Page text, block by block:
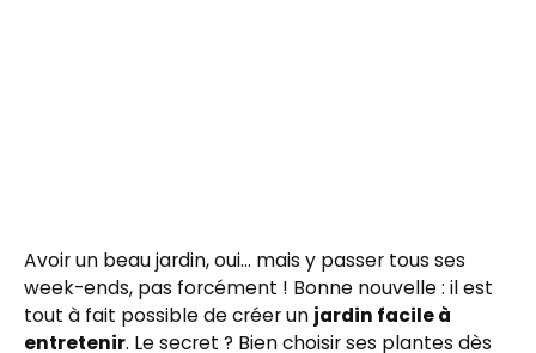
Avoir un beau jardin, oui… mais y passer tous ses
week-ends, pas forcément ! Bonne nouvelle : il est
tout à fait possible de créer un jardin facile à
entretenir. Le secret ? Bien choisir ses plantes dès